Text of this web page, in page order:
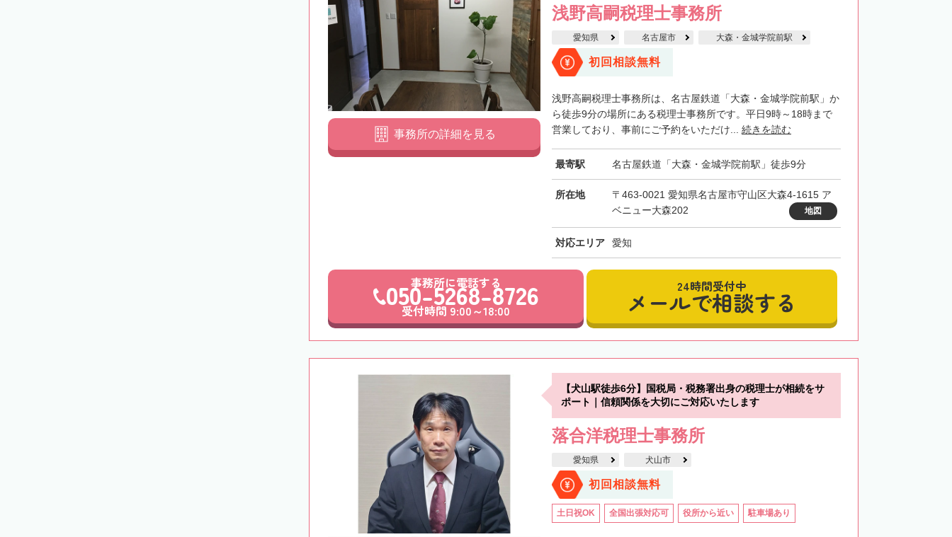
浅野高嗣税理士事務所
愛知県 名古屋市 大森・金城学院前駅
初回相談無料
浅野高嗣税理士事務所は、名古屋鉄道「大森・金城学院前駅」か
ら徒歩9分の場所にある税理士事務所です。平日9時～18時まで
営業しており、事前にご予約をいただけ... 続きを読む
最寄駅 名古屋鉄道「大森・金城学院前駅」徒歩9分
所在地
〒463-0021 愛知県名古屋市守山区大森4-1615 ア
ベニュー大森202
地図
対応エリア 愛知
事務所の詳細を見る
事務所に電話する
050-5268-8726
受付時間 9:00～18:00
24時間受付中
メールで相談する
【犬山駅徒歩6分】国税局・税務署出身の税理士が相続をサ
ポート｜信頼関係を大切にご対応いたします
落合洋税理士事務所
愛知県 犬山市
初回相談無料
土日祝OK 全国出張対応可 役所から近い 駐車場あり